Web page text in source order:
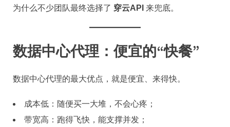
为什么不少团队最终选择了 穿云API 来兜底。
数据中心代理：便宜的“快餐”
数据中心代理的最大优点，就是便宜、来得快。
成本低：随便买一大堆，不会心疼；
带宽高：跑得飞快，能支撑并发；